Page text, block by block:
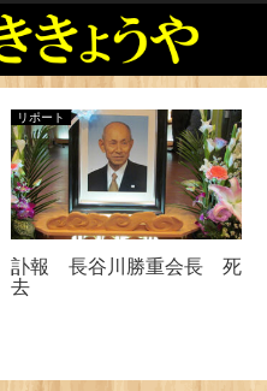
リポート
訃報 長谷川勝重会長 死
去